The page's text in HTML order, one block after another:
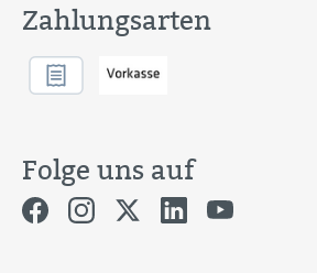
Zahlungsarten
Folge uns auf